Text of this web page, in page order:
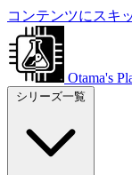
コンテンツにスキ
Otama's